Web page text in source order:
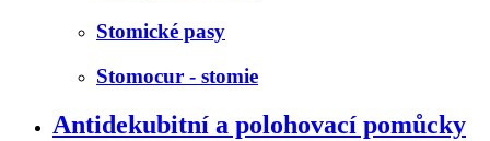
Stomické pasy
Stomocur - stomie
Antidekubitní a polohovací pomůcky